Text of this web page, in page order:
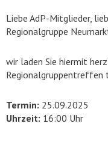
Liebe AdP-Mitglieder,
Regionalgruppe
wir laden Sie hiermit
Regionalgruppentreffen
Termin: 25.09.2025
Uhrzeit: 16:00 Uhr